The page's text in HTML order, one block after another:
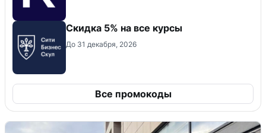
Скидка 5% на все курсы
До 31 декабря, 2026
Все промокоды